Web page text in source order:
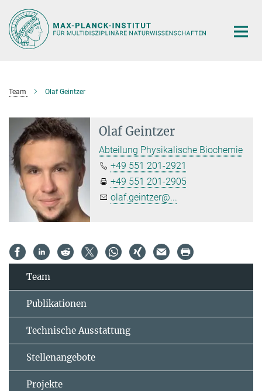
Hauptinhalt
Team Olaf Geintzer
Olaf Geintzer
Abteilung Physikalische Biochemie
+49 551 201-2921
+49 551 201-2905
olaf.geintzer@...
Team
Publikationen
Technische Ausstattung
Stellenangebote
Projekte